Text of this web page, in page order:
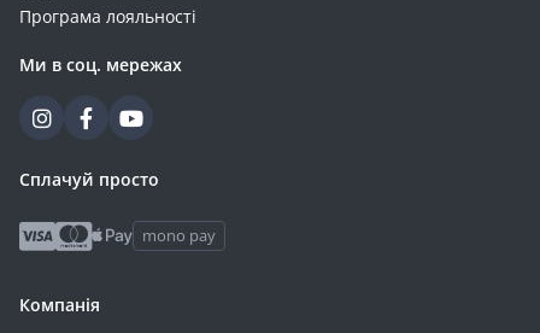
Програма лояльності
Ми в соц. мережах
Сплачуй просто
mono pay
Компанія